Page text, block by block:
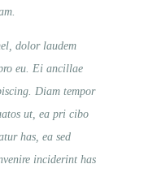
dolor laudem
eu. Ei ancillae
Diam tempor
ut, ea pri cibo
has, ea sed
inciderint has